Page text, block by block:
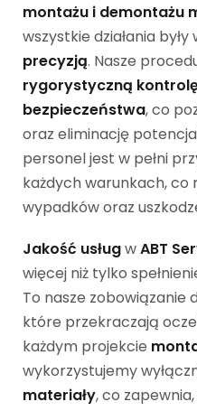
montażu i demontażu
wszystkie działania
precyzją. Nasze
rygorystyczną
bezpieczeństwa, co
oraz eliminację
personel jest w pełni
każdych warunkach, co
wypadków oraz
Jakość usługwABT
więcej niż tylko
To nasze zobowiązanie
które przekraczają
każdym projekcie
wykorzystujemy
materiały, co